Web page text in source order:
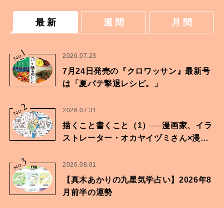
最 新 週 間 月 間
No.
1 2026.07.23
7月24日発売の『クロワッサン』最新号
は「夏バテ撃退レシピ。」
No.2 2026.07.31
描くこと書くこと（1）──漫画家、イラ
ストレーター・オカヤイヅミさん×漫画
No.
3 2026.08.01
【真木あかりの九星気学占い】2026年8
月前半の運勢